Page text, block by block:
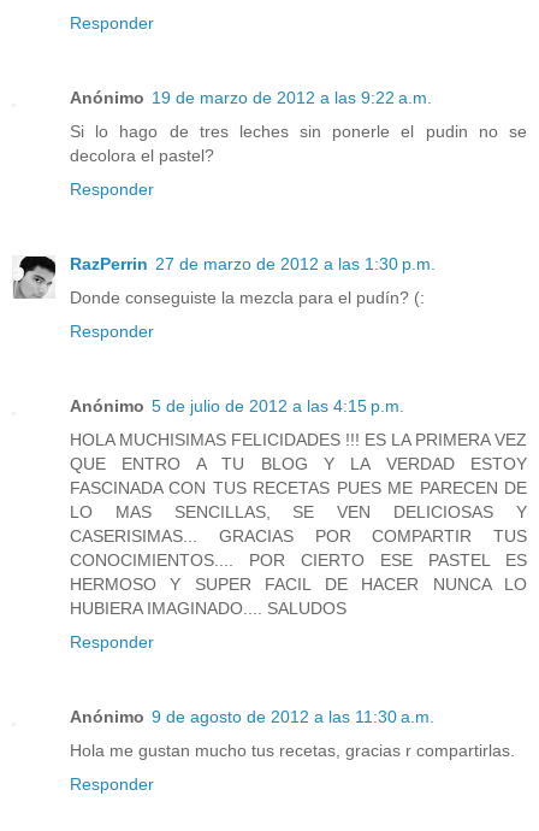
Responder
Anónimo 19 de marzo de 2012 a las 9:22 a.m.
Si lo hago de tres leches sin ponerle el pudin no se
decolora el pastel?
Responder
RazPerrin 27 de marzo de 2012 a las 1:30 p.m.
Donde conseguiste la mezcla para el pudín? (:
Responder
Anónimo 5 de julio de 2012 a las 4:15 p.m.
HOLA MUCHISIMAS FELICIDADES !!! ES LA PRIMERA VEZ
QUE ENTRO A TU BLOG Y LA VERDAD ESTOY
FASCINADA CON TUS RECETAS PUES ME PARECEN DE
LO MAS SENCILLAS, SE VEN DELICIOSAS Y
CASERISIMAS... GRACIAS POR COMPARTIR TUS
CONOCIMIENTOS.... POR CIERTO ESE PASTEL ES
HERMOSO Y SUPER FACIL DE HACER NUNCA LO
HUBIERA IMAGINADO.... SALUDOS
Responder
Anónimo 9 de agosto de 2012 a las 11:30 a.m.
Hola me gustan mucho tus recetas, gracias r compartirlas.
Responder